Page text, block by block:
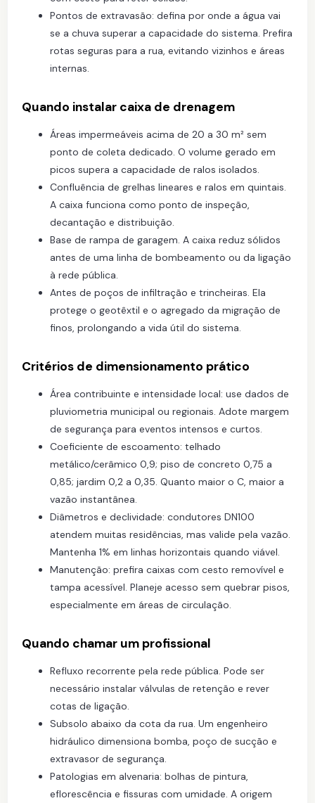
Pontos de extravasão: defina por onde a água vai
se a chuva superar a capacidade do sistema. Prefira
rotas seguras para a rua, evitando vizinhos e áreas
internas.
Quando instalar caixa de drenagem
Áreas impermeáveis acima de 20 a 30 m² sem
ponto de coleta dedicado. O volume gerado em
picos supera a capacidade de ralos isolados.
Confluência de grelhas lineares e ralos em quintais.
A caixa funciona como ponto de inspeção,
decantação e distribuição.
Base de rampa de garagem. A caixa reduz sólidos
antes de uma linha de bombeamento ou da ligação
à rede pública.
Antes de poços de infiltração e trincheiras. Ela
protege o geotêxtil e o agregado da migração de
finos, prolongando a vida útil do sistema.
Critérios de dimensionamento prático
Área contribuinte e intensidade local: use dados de
pluviometria municipal ou regionais. Adote margem
de segurança para eventos intensos e curtos.
Coeficiente de escoamento: telhado
metálico/cerâmico 0,9; piso de concreto 0,75 a
0,85; jardim 0,2 a 0,35. Quanto maior o C, maior a
vazão instantânea.
Diâmetros e declividade: condutores DN100
atendem muitas residências, mas valide pela vazão.
Mantenha 1% em linhas horizontais quando viável.
Manutenção: prefira caixas com cesto removível e
tampa acessível. Planeje acesso sem quebrar pisos,
especialmente em áreas de circulação.
Quando chamar um profissional
Refluxo recorrente pela rede pública. Pode ser
necessário instalar válvulas de retenção e rever
cotas de ligação.
Subsolo abaixo da cota da rua. Um engenheiro
hidráulico dimensiona bomba, poço de sucção e
extravasor de segurança.
Patologias em alvenaria: bolhas de pintura,
eflorescência e fissuras com umidade. A origem